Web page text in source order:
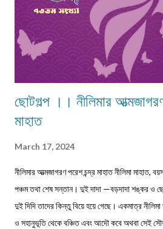
ছোটগল্প ।। নীলিমার
মাহাত
March 17, 2024
নীলিমার আত্মজাগরণ পরেশ চন্দ্র মাহাত নীলিমা মাহাত,
পঞ্চম তথা শেষ সন্তান। দুই দাদা —বড়দাদা শঙ্কর ও
দুই দিদি তাদের কিন্তু বিয়ে হয়ে গেছে। একমাত্র
ও সহানুভূতি থেকে বঞ্চিত এবং আদৌ কবে অথবা সেই